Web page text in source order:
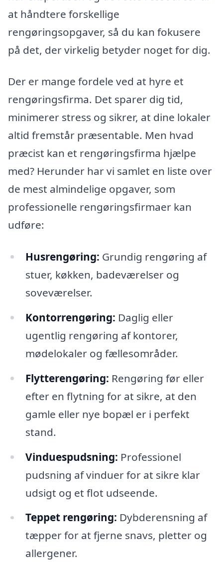
at håndtere forskellige
rengøringsopgaver, så du kan fokusere
på det, der virkelig betyder noget for dig.
Der er mange fordele ved at hyre et
rengøringsfirma. Det sparer dig tid,
minimerer stress og sikrer, at dine lokaler
altid fremstår præsentable. Men hvad
præcist kan et rengøringsfirma hjælpe
med? Herunder har vi samlet en liste over
de mest almindelige opgaver, som
professionelle rengøringsfirmaer kan
udføre:
Husrengøring: Grundig rengøring af
stuer, køkken, badeværelser og
soveværelser.
Kontorrengøring: Daglig eller
ugentlig rengøring af kontorer,
mødelokaler og fællesområder.
Flytterengøring: Rengøring før eller
efter en flytning for at sikre, at den
gamle eller nye bopæl er i perfekt
stand.
Vinduespudsning: Professionel
pudsning af vinduer for at sikre klar
udsigt og et flot udseende.
Teppet rengøring: Dybderensning af
tæpper for at fjerne snavs, pletter og
allergener.